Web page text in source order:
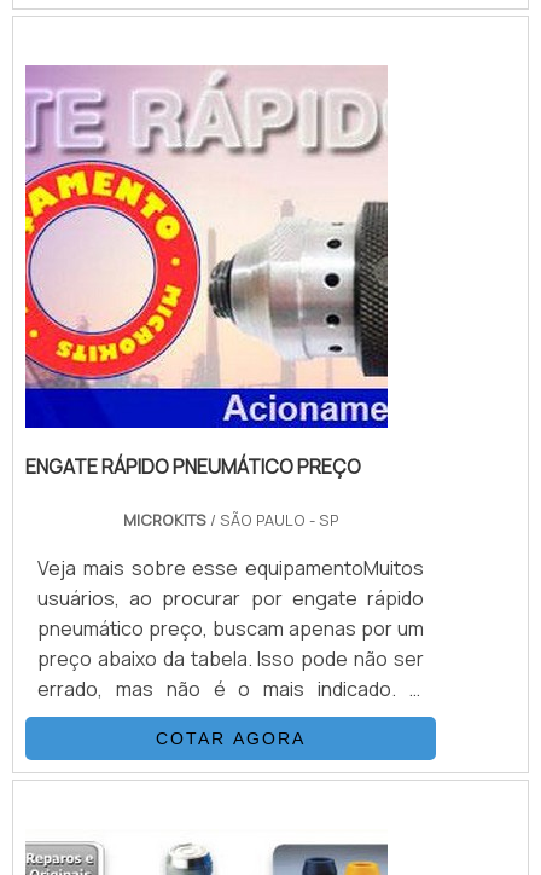
comprimido. O equipamento é encontrado
O modelo ER1 para roscas DN1/8; O modelo
ER2 para roscas DN1/4 E o modelo ER3 para
roscas DN1/2 ...
ENGATE RÁPIDO PNEUMÁTICO PREÇO
MICROKITS / SÃO PAULO - SP
Veja mais sobre esse equipamentoMuitos
usuários, ao procurar por engate rápido
pneumático preço, buscam apenas por um
preço abaixo da tabela. Isso pode não ser
errado, mas não é o mais indicado. O
cliente, além do preço baixo, deve buscar
um equipamento que apresente qualidade
em sua estrutura, além de uma garantia de
conquistar contatando uma empresa de
qualidade.Estrutura do engate rápido
COTAR AGORA